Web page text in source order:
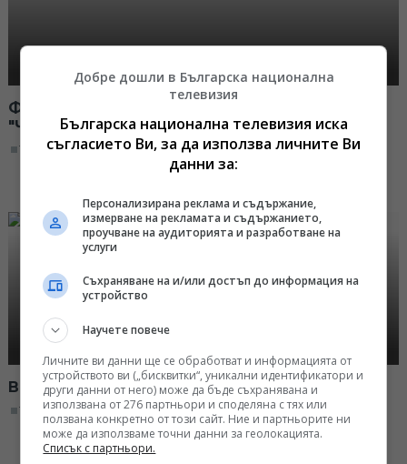
Фотографът Темелко Темелков - гост в
"Часът на зрителите" на 18.02.2017
19:00, 18.02.2017
Вили Стоянов – музикант - 11.02.2017
19:00, 11.02.2017
Добре дошли в Българска национална
телевизия
Българска национална телевизия иска
съгласието Ви, за да използва личните Ви
данни за:
Персонализирана реклама и съдържание,
измерване на рекламата и съдържанието,
проучване на аудиторията и разработване на
услуги
Съхраняване на и/или достъп до информация на
устройство
Научете повече
Личните ви данни ще се обработват и информацията от
устройството ви („бисквитки“, уникални идентификатори и
други данни от него) може да бъде съхранявана и
използвана от 276 партньори и споделяна с тях или
ползвана конкретно от този сайт. Ние и партньорите ни
може да използваме точни данни за геолокацията.
Списък с партньори.